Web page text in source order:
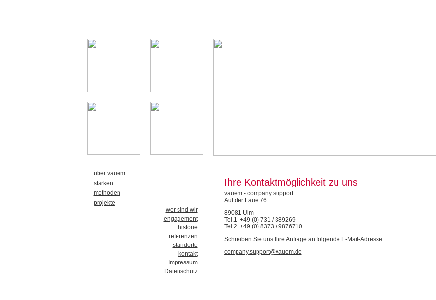
über vauem
stärken
methoden
projekte
wer sind wir
engagement
historie
referenzen
standorte
kontakt
Impressum
Datenschutz
Ihre Kontaktmöglichkeit zu uns
vauem - company support
Auf der Laue 76
89081 Ulm
Tel.1: +49 (0) 731 / 389269
Tel.2: +49 (0) 8373 / 9876710
Schreiben Sie uns Ihre Anfrage an folgende E-Mail-Adresse:
company.support@vauem.de